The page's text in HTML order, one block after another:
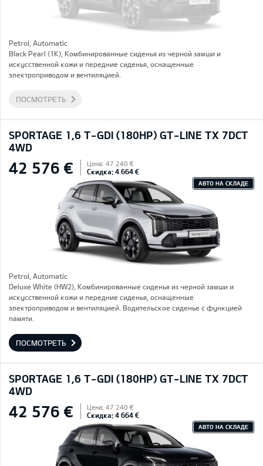
Petrol, Automatic
Black Pearl (1K), Комбинированные сиденья из черной замши и
искусственной кожи и передние сиденья, оснащенные
электроприводом и вентиляцией.
ПОСМОТРЕТЬ
SPORTAGE 1,6 T-GDI (180HP) GT-LINE TX 7DCT
4WD
42 576 € Цена: 47 240 €
Скидка: 4 664 €
АВТО НА СКЛАДЕ
Petrol, Automatic
Deluxe White (HW2), Комбинированные сиденья из черной замши и
искусственной кожи и передние сиденья, оснащенные
электроприводом и вентиляцией. Водительское сиденье с функцией
памяти.
ПОСМОТРЕТЬ
SPORTAGE 1,6 T-GDI (180HP) GT-LINE TX 7DCT
4WD
42 576 € Цена: 47 240 €
Скидка: 4 664 €
АВТО НА СКЛАДЕ